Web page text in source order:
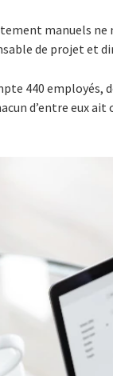
manuels ne
de projet et
440
d’entre eux